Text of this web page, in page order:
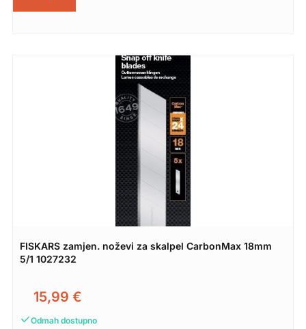
FISKARS zamjen. noževi za skalpel CarbonMax 18mm
5/1 1027232
15,99 €
Odmah dostupno